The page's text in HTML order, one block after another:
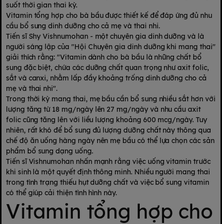
suốt thời gian thai kỳ.
Vitamin tổng hợp cho bà bầu được thiết kế để đáp ứng đủ nhu
cầu bổ sung dinh dưỡng cho cả mẹ và thai nhi.
Tiến sĩ Shy Vishnumohan - một chuyên gia dinh dưỡng và là
người sáng lập của "Hội Chuyên gia dinh dưỡng khi mang thai"
giải thích rằng: "Vitamin dành cho bà bầu là những chất bổ
sung đặc biệt, chứa các dưỡng chất quan trọng như axit folic,
sắt và canxi, nhằm lấp đầy khoảng trống dinh dưỡng cho cả
mẹ và thai nhi".
Trong thời kỳ mang thai, mẹ bầu cần bổ sung nhiều sắt hơn với
lượng tăng từ 18 mg/ngày lên 27 mg/ngày và nhu cầu axit
folic cũng tăng lên với liều lượng khoảng 600 mcg/ngày. Tuy
nhiên, rất khó để bổ sung đủ lượng dưỡng chất này thông qua
chế độ ăn uống hàng ngày nên mẹ bầu có thể lựa chọn các sản
phẩm bổ sung dạng uống.
Tiến sĩ Vishnumohan nhấn mạnh rằng việc uống vitamin trước
khi sinh là một quyết định thông minh. Nhiều người mang thai
trong tình trạng thiếu hụt dưỡng chất và việc bổ sung vitamin
có thể giúp cải thiện tình hình này.
Vitamin tổng hợp cho